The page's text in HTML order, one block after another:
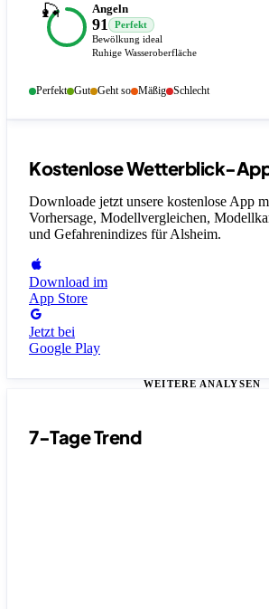
🎣 Angeln
91
Perfekt
Bewölkung ideal
Ruhige Wasseroberfläche
Perfekt Gut Geht so Mäßig Schlecht
Kostenlose Wetterblick-
Downloade jetzt unsere kostenlose App
Vorhersage, Modellvergleichen,
und Gefahrenindizes für Alsheim.
Download im
App Store
Jetzt bei
Google Play
WEITERE ANALYSEN
7-Tage Trend